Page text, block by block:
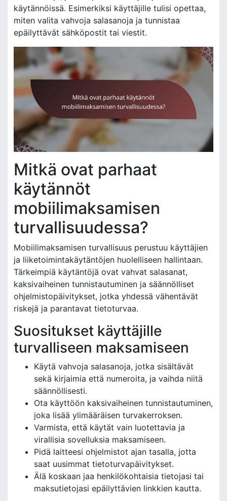
käytännöissä. Esimerkiksi käyttäjille tulisi opettaa,
miten valita vahvoja salasanoja ja tunnistaa
epäilyttävät sähköpostit tai viestit.
Mitkä ovat parhaat
käytännöt
mobiilimaksamisen
turvallisuudessa?
Mobiilimaksamisen turvallisuus perustuu käyttäjien
ja liiketoimintakäytäntöjen huolelliseen hallintaan.
Tärkeimpiä käytäntöjä ovat vahvat salasanat,
kaksivaiheinen tunnistautuminen ja säännölliset
ohjelmistopäivitykset, jotka yhdessä vähentävät
riskejä ja parantavat tietoturvaa.
Suositukset käyttäjille
turvalliseen maksamiseen
Käytä vahvoja salasanoja, jotka sisältävät
sekä kirjaimia että numeroita, ja vaihda niitä
säännöllisesti.
Ota käyttöön kaksivaiheinen tunnistautuminen,
joka lisää ylimääräisen turvakerroksen.
Varmista, että käytät vain luotettavia ja
virallisia sovelluksia maksamiseen.
Pidä laitteesi ohjelmistot ajan tasalla, jotta
saat uusimmat tietoturvapäivitykset.
Älä koskaan jaa henkilökohtaisia tietojasi tai
maksutietojasi epäilyttävien linkkien kautta.